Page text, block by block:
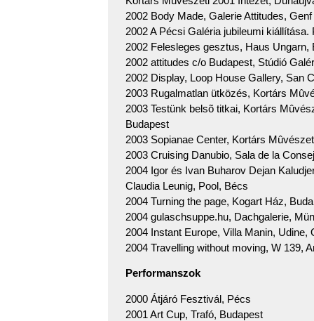
2002 Body Made, Galerie Attitudes, Genf
2002 A Pécsi Galéria jubileumi
2002 Felesleges gesztus, Haus Ungarn,
2002 attitudes c/o Budapest, Stúdió
2002 Display, Loop House Gallery, San
2003 Rugalmatlan ütközés, Kortárs
2003 Testünk belsõ titkai, Kortárs
Budapest
2003 Sopianae Center, Kortárs
2003 Cruising Danubio, Sala de la
2004 Igor és Ivan Buharov Dejan
Claudia Leunig, Pool, Bécs
2004 Turning the page, Kogart Ház,
2004 gulaschsuppe.hu, Dachgalerie,
2004 Instant Europe, Villa Manin, Udine,
2004 Travelling without moving, W 139,
Performanszok
2000 Átjáró Fesztivál, Pécs
2001 Art Cup, Trafó, Budapest